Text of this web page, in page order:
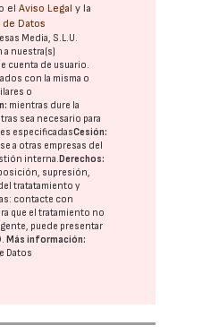
elAviso Legal y la
Datos
Media, S.L.U.
nuestra(s)
cuenta de usuario.
con la misma o
o
mientras dure la
sea necesario para
especificadasCesión:
a otras empresas del
interna.Derechos:
supresión,
tratatamiento y
contacte con
que el tratamiento no
puede presentar
.Más información:
Datos